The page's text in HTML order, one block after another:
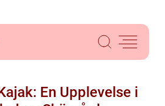
En Upplevelse i